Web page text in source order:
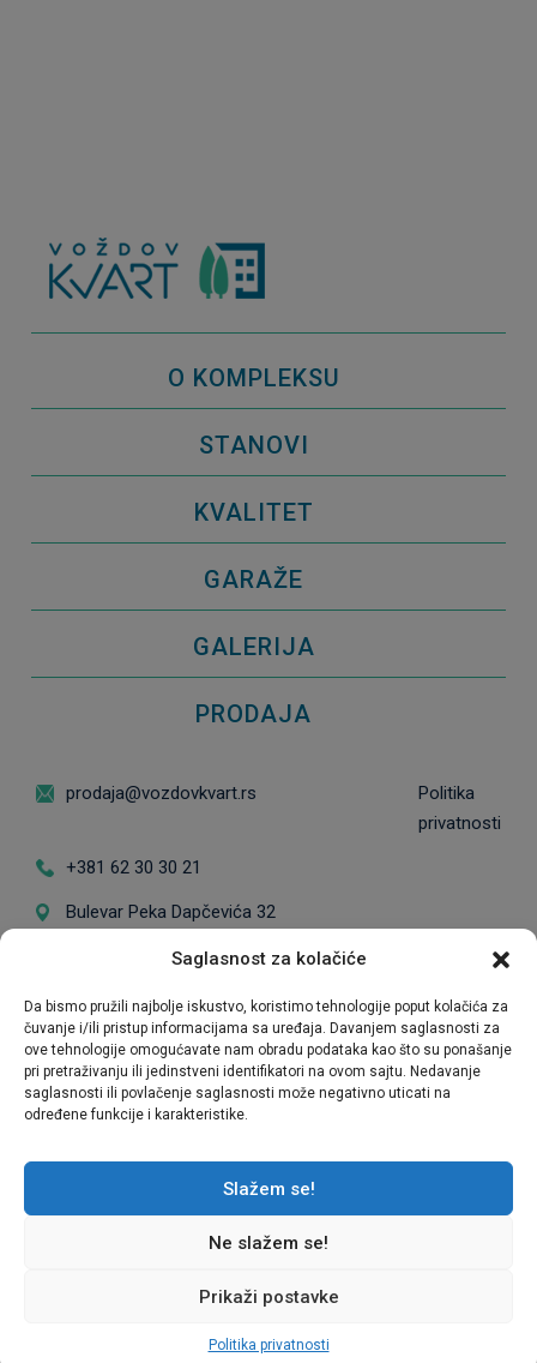
Saglasnost za kolačiće
Da bismo pružili najbolje iskustvo, koristimo tehnologije poput kolačića za
čuvanje i/ili pristup informacijama sa uređaja. Davanjem saglasnosti za
ove tehnologije omogućavate nam obradu podataka kao što su ponašanje
pri pretraživanju ili jedinstveni identifikatori na ovom sajtu. Nedavanje
saglasnosti ili povlačenje saglasnosti može negativno uticati na
određene funkcije i karakteristike.
Slažem se!
Ne slažem se!
Prikaži postavke
Politika privatnosti
O KOMPLEKSU
STANOVI
KVALITET
GARAŽE
GALERIJA
PRODAJA
prodaja@vozdovkvart.rs
Politika
privatnosti
+381 62 30 30 21
Bulevar Peka Dapčevića 32
Radno vreme: Ponedeljak - Petak od 9 do
unapred
Copyright © 2026 Voždov Kvart
Developed byORA Digital